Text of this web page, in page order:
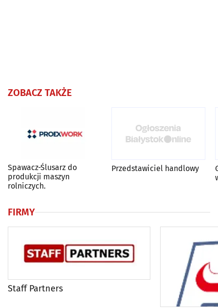
ZOBACZ TAKŻE
Spawacz-Ślusarz do
produkcji maszyn
rolniczych.
Przedstawiciel handlowy
FIRMY
Staff Partners